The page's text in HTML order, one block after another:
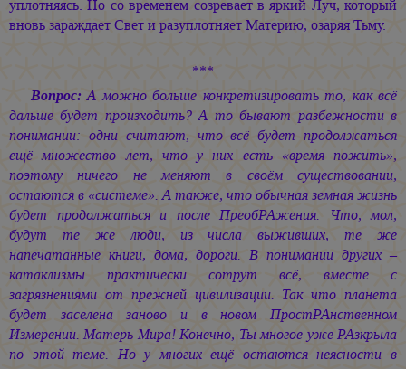
уплотняясь. Но со временем созревает в яркий Луч, который
вновь зараждает Свет и разуплотняет Материю, озаряя Тьму.
***
Вопрос: А можно больше конкретизировать то, как всё
дальше будет произходить? А то бывают разбежности в
понимании: одни считают, что всё будет продолжаться
ещё множество лет, что у них есть «время пожить»,
поэтому ничего не меняют в своём существовании,
остаются в «системе». А также, что обычная земная жизнь
будет продолжаться и после ПреобРАжения. Что, мол,
будут те же люди, из числа выживших, те же
напечатанные книги, дома, дороги. В понимании других –
катаклизмы практически сотрут всё, вместе с
загрязнениями от прежней цивилизации. Так что планета
будет заселена заново и в новом ПростРАнственном
Измерении. Матерь Мира! Конечно, Ты многое уже РАзкрыла
по этой теме. Но у многих ещё остаются неясности в